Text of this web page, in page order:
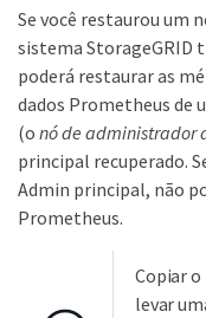
Se você restaurou um
sistema StorageGRID
poderá restaurar as
dados Prometheus de
(o nó de administrador
principal recuperado.
Admin principal, não
Prometheus.
Copiar o
levar